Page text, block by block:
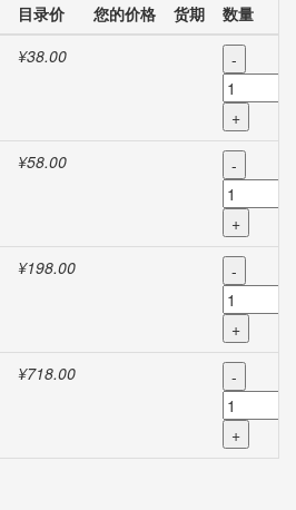
目录价 您的价格 货期
数量
¥38.00 -
+
¥58.00 -
+
¥198.00 -
+
¥718.00 -
+